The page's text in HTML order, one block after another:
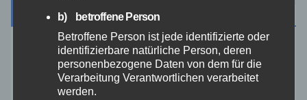
August 2026
Juli 2026
b) betroffene Person
Betroffene Person ist jede identifizierte oder
identifizierbare natürliche Person, deren
personenbezogene Daten von dem für die
Verarbeitung Verantwortlichen verarbeitet
werden.